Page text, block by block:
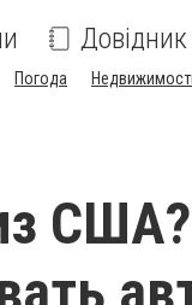
Довідник
Погода